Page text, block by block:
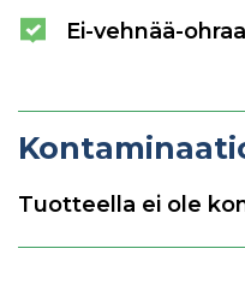
Ei-vehnää-
Tuotteella ei ole